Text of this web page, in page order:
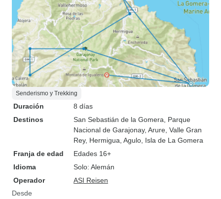
Senderismo y Trekking
Duración
8 días
Destinos
San Sebastián de la Gomera , Parque
Nacional de Garajonay, Arure , Valle Gran
Rey, Hermigua , Agulo , Isla de La Gomera
Franja de edad
Edades 16+
Idioma
Solo: Alemán
Operador
ASI Reisen
Desde